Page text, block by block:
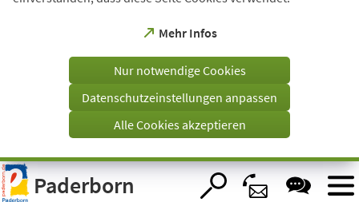
Visuelle
Assistenzsoftware
öffnen.
Mehr Infos
(Öffnet
einem
Tab)
Nur notwendige Cookies
Datenschutzeinstellungen anpassen
Alle Cookies akzeptieren
Paderborn